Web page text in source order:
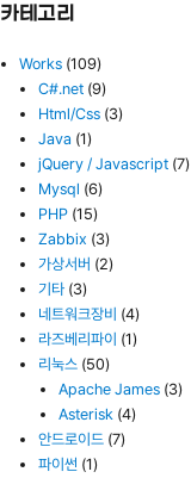
카테고리
Works (109)
C#.net (9)
Html/Css (3)
Java (1)
jQuery / Javascript (7)
Mysql (6)
PHP (15)
Zabbix (3)
가상서버 (2)
기타 (3)
네트워크장비 (4)
라즈베리파이 (1)
리눅스 (50)
Apache James(3)
Asterisk(4)
안드로이드 (7)
파이썬 (1)